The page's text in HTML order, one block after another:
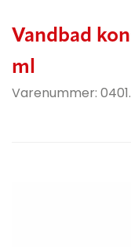
Vandbad
ml
Varenummer: